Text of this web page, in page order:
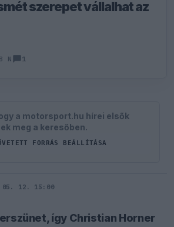
szerepet vállalhat az
N 1
a motorsport.hu hírei elsők
meg a keresőben.
FORRÁS BEÁLLÍTÁSA
05. 12. 15:00
így Christian Horner